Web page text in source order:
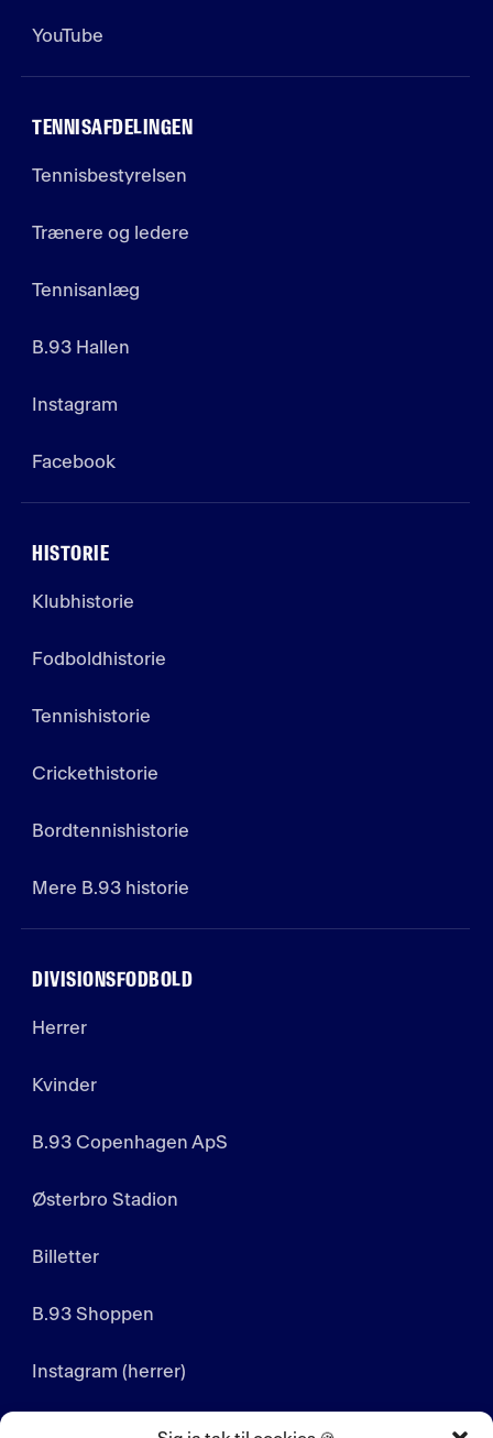
YouTube
TENNISAFDELINGEN
Tennisbestyrelsen
Trænere og ledere
Tennisanlæg
B.93 Hallen
Instagram
Facebook
HISTORIE
Klubhistorie
Fodboldhistorie
Tennishistorie
Crickethistorie
Bordtennishistorie
Mere B.93 historie
DIVISIONSFODBOLD
Herrer
Kvinder
B.93 Copenhagen ApS
Østerbro Stadion
Billetter
B.93 Shoppen
Instagram (herrer)
Instagram (kvinder)